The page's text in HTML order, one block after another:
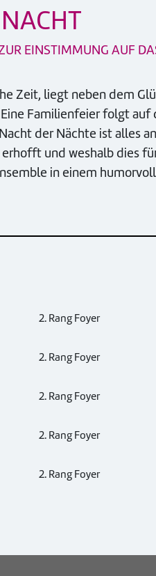
EINSTIMMUNG AUF
Zeit, liegt neben dem
Familienfeier folgt
der Nächte ist alles
und weshalb dies
in einem
2. Rang Foyer
2. Rang Foyer
2. Rang Foyer
2. Rang Foyer
2. Rang Foyer